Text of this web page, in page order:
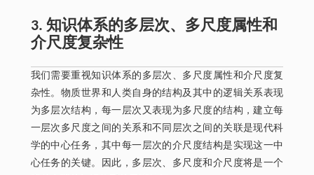
3. 知识体系的多层次、多尺度属性和
介尺度复杂性
我们需要重视知识体系的多层次、多尺度属性和介尺度复
杂性。物质世界和人类自身的结构及其中的逻辑关系表现
为多层次结构，每一层次又表现为多尺度的结构，建立每
一层次多尺度之间的关系和不同层次之间的关联是现代科
学的中心任务，其中每一层次的介尺度结构是实现这一中
心任务的关键。因此，多层次、多尺度和介尺度将是一个